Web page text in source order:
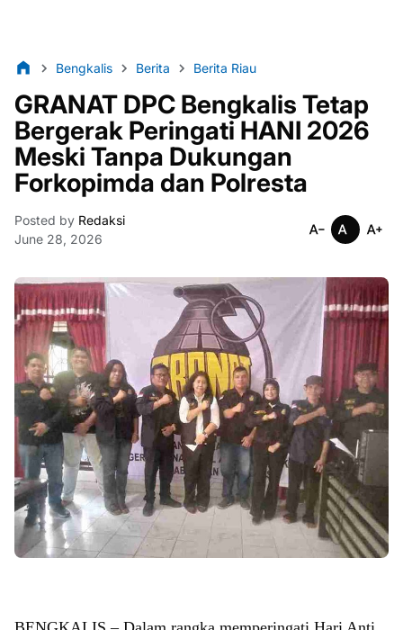
Bengkalis Berita Berita Riau
GRANAT DPC Bengkalis Tetap
Bergerak Peringati HANI 2026
Meski Tanpa Dukungan
Forkopimda dan Polresta
Posted by Redaksi
June 28, 2026